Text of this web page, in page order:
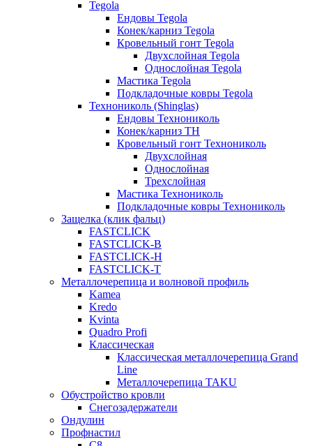
Tegola
Ендовы Tegola
Конек/карниз Tegola
Кровельный гонт Tegola
Двухслойная Tegola
Однослойная Tegola
Мастика Tegola
Подкладочные ковры Tegola
Технониколь (Shinglas)
Ендовы Технониколь
Конек/карниз ТН
Кровельный гонт Технониколь
Двухслойная
Однослойная
Трехслойная
Мастика Технониколь
Подкладочные ковры Технониколь
Защелка (клик фальц)
FASTCLICK
FASTCLICK-B
FASTCLICK-H
FASTCLICK-T
Металлочерепица и волновой профиль
Kamea
Kredo
Kvinta
Quadro Profi
Классическая
Классическая металлочерепица Grand
Line
Металлочерепица TAKU
Обустройство кровли
Снегозадержатели
Ондулин
Профнастил